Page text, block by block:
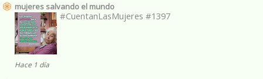
mujeres salvando el mundo
#CuentanLasMujeres #1397
Hace 1 día